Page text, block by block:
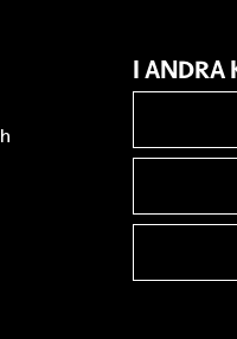
I ANDRA